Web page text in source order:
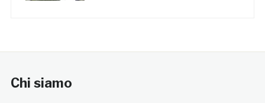
Chi siamo